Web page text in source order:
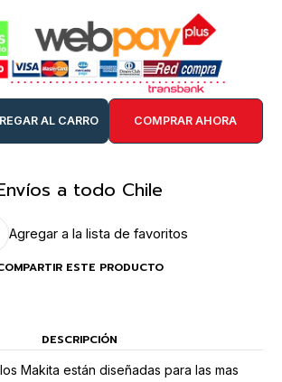
AL CARRO COMPRAR AHORA
a todo Chile
Agregar a la lista de favoritos
ESTE PRODUCTO
DESCRIPCIÓN
Makita están diseñadas para las mas